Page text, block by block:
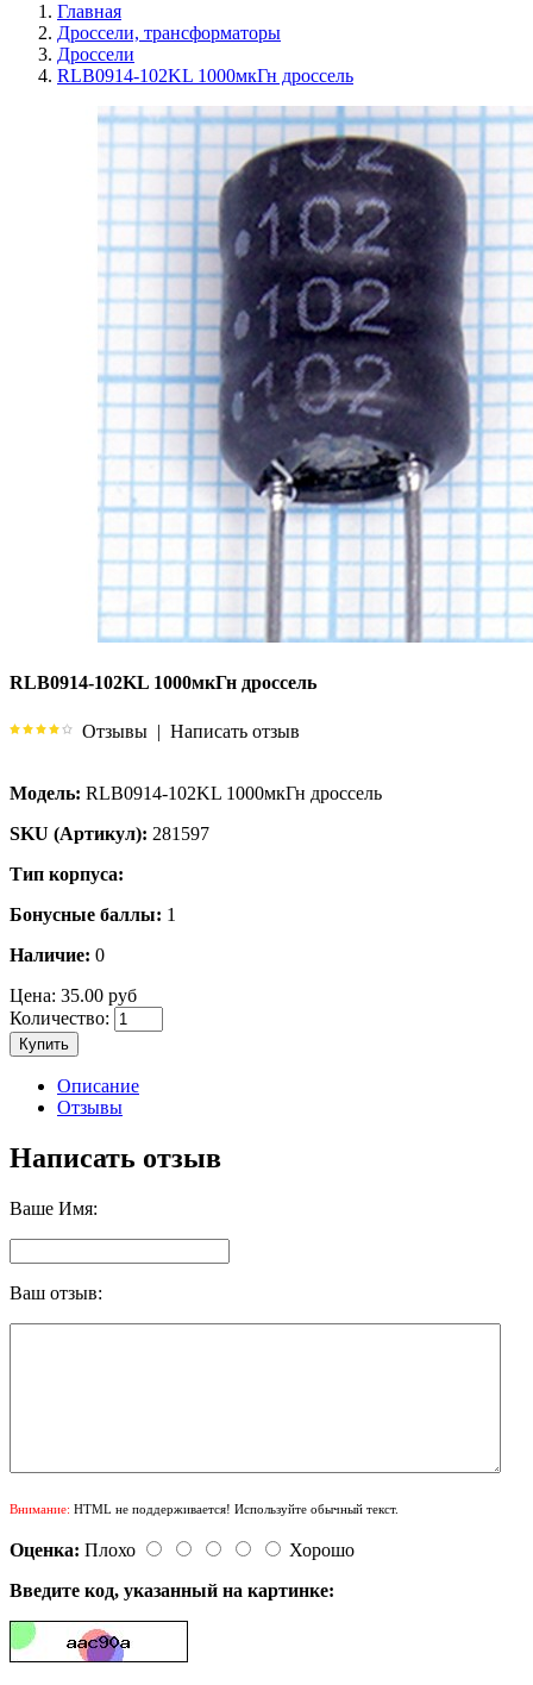
Главная
Дроссели, трансформаторы
Дроссели
RLB0914-102KL 1000мкГн дроссель
RLB0914-102KL 1000мкГн дроссель
Отзывы | Написать отзыв
Модель: RLB0914-102KL 1000мкГн дроссель
SKU (Артикул): 281597
Тип корпуса:
Бонусные баллы: 1
Наличие: 0
Цена: 35.00 руб
Количество:
Купить
Описание
Отзывы
Написать отзыв
Ваше Имя:
Ваш отзыв:
Внимание: HTML не поддерживается! Используйте обычный текст.
Оценка: Плохо
Хорошо
Введите код, указанный на картинке: